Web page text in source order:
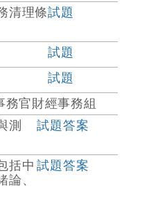
清理條試題
試題
試題
官財經事務組
測
試題答案
括中
論、
試題答案